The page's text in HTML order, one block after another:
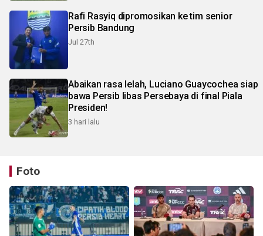
Rafi Rasyiq dipromosikan ke tim senior
Persib Bandung
Jul 27th
Abaikan rasa lelah, Luciano Guaycochea siap
bawa Persib libas Persebaya di final Piala
Presiden!
3 hari lalu
Foto